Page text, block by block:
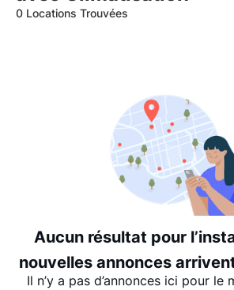
0 Locations Trouvées
Date: les plus anciens d’abord
Aucun résultat pour
nouvelles annonces
Il n’y a pas d’annonces ici pour le